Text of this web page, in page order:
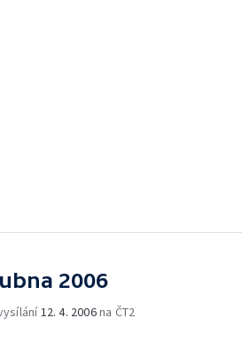
2006
12. 4. 2006na ČT2